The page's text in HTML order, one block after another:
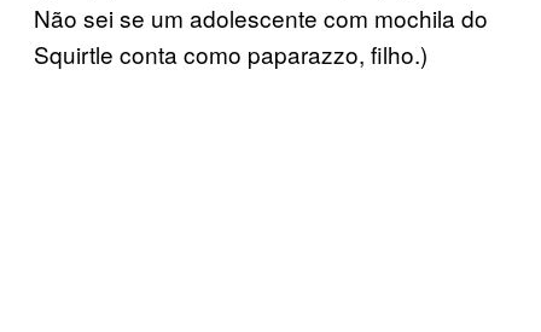
Não sei se um adolescente com mochila do
Squirtle conta como paparazzo, filho.)